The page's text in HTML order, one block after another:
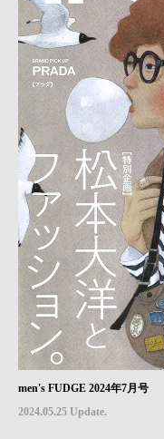
men's FUDGE 2024年7月号
2024.05.25 Update.